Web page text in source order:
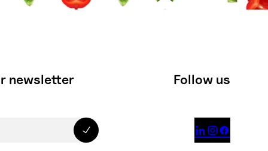
newsletter Follow us
  